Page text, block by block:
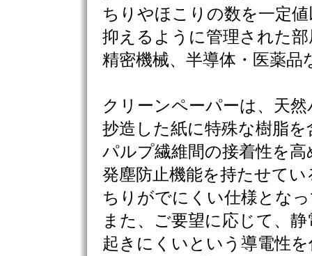
ちりやほこりの数を一定
抑えるように管理された
精密機械、半導体・医薬
クリーンペーパーは、天
抄造した紙に特殊な樹脂を
パルプ繊維間の接着性を
発塵防止機能を持たせてい
ちりがでにくい仕様とな
また、ご要望に応じて、静
起きにくいという導電性